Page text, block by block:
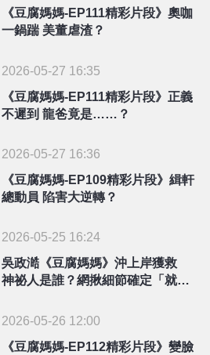
《豆腐媽媽-EP111精彩片段》奧咖
一鍋踹 美董虐渣？
2026-05-27 16:35
《豆腐媽媽-EP111精彩片段》正義
不遲到 龍爸竟是……？
2026-05-27 16:36
《豆腐媽媽-EP109精彩片段》緝軒
總動員 陷害大逆轉？
2026-05-25 16:24
吳政澔《豆腐媽媽》沖上岸獲救
神祕人是誰？網揪細節確定「就是
2026-05-26 12:00
《豆腐媽媽-EP112精彩片段》變臉